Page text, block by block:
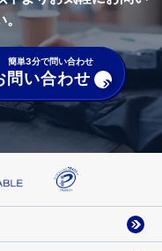
。
簡単3分で問い合わせ
問い合わせ